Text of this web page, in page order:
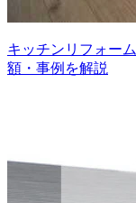
キッチンリフォー
額・事例を解説